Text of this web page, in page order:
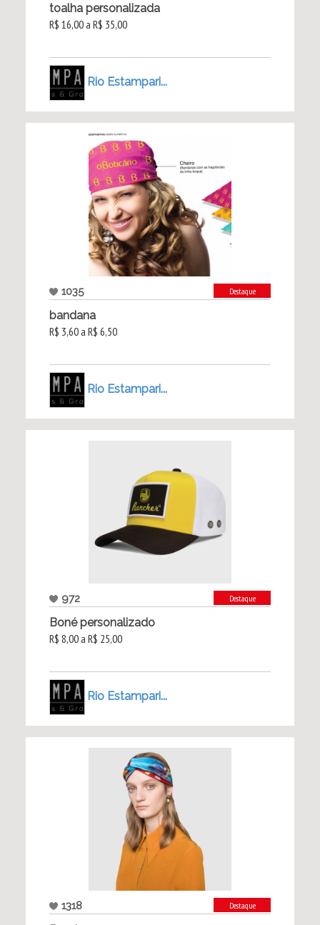
toalha personalizada
R$ 16,00 a R$ 35,00
Rio Estampari...
1035 Destaque
bandana
R$ 3,60 a R$ 6,50
Rio Estampari...
972 Destaque
Boné personalizado
R$ 8,00 a R$ 25,00
Rio Estampari...
1318 Destaque